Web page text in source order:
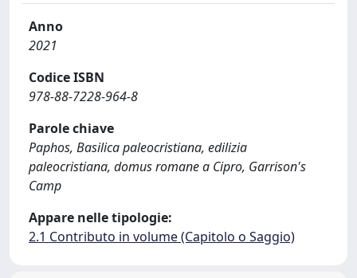
Anno
2021
Codice ISBN
978-88-7228-964-8
Parole chiave
Paphos, Basilica paleocristiana, edilizia
paleocristiana, domus romane a Cipro, Garrison's
Camp
Appare nelle tipologie:
2.1 Contributo in volume (Capitolo o Saggio)